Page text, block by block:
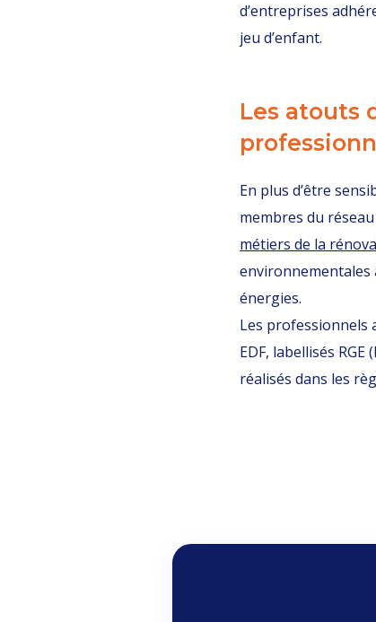
d’entreprises
jeu d’enfant.
Les atouts
En plus d’être
membres du
métiers de la
environnementales
énergies.
Les professionnels
EDF, labellisés
réalisés dans les